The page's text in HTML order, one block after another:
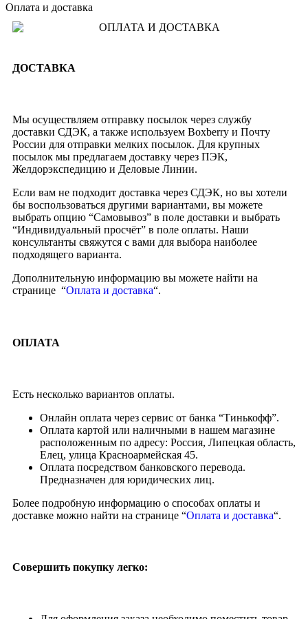
Оплата и доставка
ДОСТАВКА
Мы осуществляем отправку посылок через службу
доставки СДЭК, а также используем Boxberry и Почту
России для отправки мелких посылок. Для крупных
посылок мы предлагаем доставку через ПЭК,
Желдорэкспедицию и Деловые Линии.
Если вам не подходит доставка через СДЭК, но вы хотели
бы воспользоваться другими вариантами, вы можете
выбрать опцию “Самовывоз” в поле доставки и выбрать
“Индивидуальный просчёт” в поле оплаты. Наши
консультанты свяжутся с вами для выбора наиболее
подходящего варианта.
Дополнительную информацию вы можете найти на
странице “Оплата и доставка“.
ОПЛАТА
Есть несколько вариантов оплаты.
Онлайн оплата через сервис от банка “Тинькофф”.
Оплата картой или наличными в нашем магазине
расположенным по адресу: Россия, Липецкая область,
Елец, улица Красноармейская 45.
Оплата посредством банковского перевода.
Предназначен для юридических лиц.
Более подробную информацию о способах оплаты и
доставке можно найти на странице “Оплата и доставка“.
Совершить покупку легко: